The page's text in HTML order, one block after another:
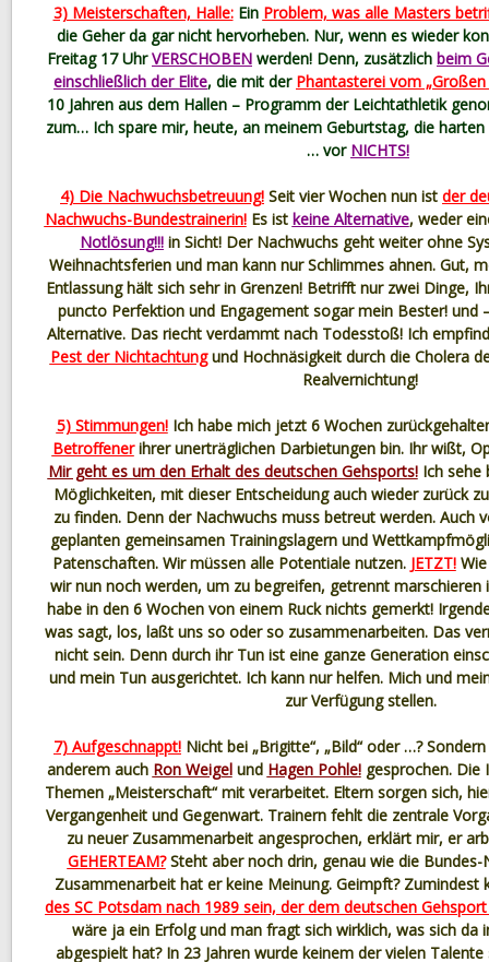
3) Meisterschaften, Halle:Ein Problem, was alle Masters
die Geher da gar nicht hervorheben. Nur, wenn es wieder
Freitag 17 UhrVERSCHOBEN werden! Denn, zusätzlich beim
einschließlich der Elite, die mit der Phantasterei vom
10 Jahren aus dem Hallen – Programm der Leichtathletik
zum… Ich spare mir, heute, an meinem Geburtstag, die
… vor NICHTS!
4) Die Nachwuchsbetreuung! Seit vier Wochen nun ist der
Nachwuchs-Bundestrainerin!Es ist keine Alternative, weder
Notlösung!!! in Sicht! Der Nachwuchs geht weiter ohne
Weihnachtsferien und man kann nur Schlimmes ahnen. Gut,
Entlassung hält sich sehr in Grenzen! Betrifft nur zwei Dinge,
puncto Perfektion und Engagement sogar mein Bester! und
Alternative. Das riecht verdammt nach Todesstoß! Ich
Pest der Nichtachtungund Hochnäsigkeit durch die Cholera
Realvernichtung!
5) Stimmungen!Ich habe mich jetzt 6 Wochen
Betroffenerihrer unerträglichen Darbietungen bin. Ihr wißt,
Mir geht es um den Erhalt des deutschen Gehsports!Ich sehe
Möglichkeiten, mit dieser Entscheidung auch wieder zurück
zu finden. Denn der Nachwuchs muss betreut werden. Auch
geplanten gemeinsamen Trainingslagern und
Patenschaften. Wir müssen alle Potentiale nutzen. JETZT!Wie
wir nun noch werden, um zu begreifen, getrennt marschieren
habe in den 6 Wochen von einem Ruck nichts gemerkt!
was sagt, los, laßt uns so oder so zusammenarbeiten. Das
nicht sein. Denn durch ihr Tun ist eine ganze Generation
und mein Tun ausgerichtet. Ich kann nur helfen. Mich und
zur Verfügung stellen.
7) Aufgeschnappt! Nicht bei „Brigitte“, „Bild“ oder …?
anderem auch Ron Weigelund Hagen Pohle!gesprochen. Die
Themen „Meisterschaft“ mit verarbeitet. Eltern sorgen sich,
Vergangenheit und Gegenwart. Trainern fehlt die zentrale
zu neuer Zusammenarbeit angesprochen, erklärt mir, er
GEHERTEAM?Steht aber noch drin, genau wie die Bundes-
Zusammenarbeit hat er keine Meinung. Geimpft? Zumindest
des SC Potsdam nach 1989 sein, der dem deutschen
wäre ja ein Erfolg und man fragt sich wirklich, was sich da
abgespielt hat? In 23 Jahren wurde keinem der vielen